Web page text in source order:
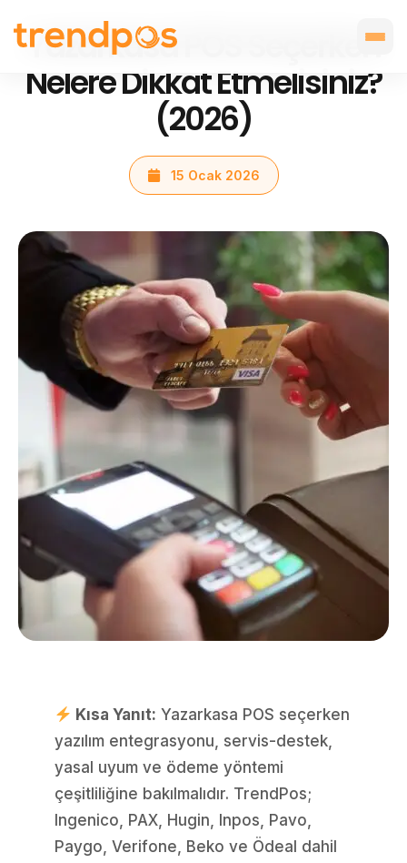
Yazarkasa POS Seçerken
Nelere Dikkat Etmelisiniz?
(2026)
15 Ocak 2026
Kısa Yanıt: Yazarkasa POS seçerken
yazılım entegrasyonu, servis-destek,
yasal uyum ve ödeme yöntemi
çeşitliliğine bakılmalıdır. TrendPos;
Ingenico, PAX, Hugin, Inpos, Pavo,
Paygo, Verifone, Beko ve Ödeal dahil